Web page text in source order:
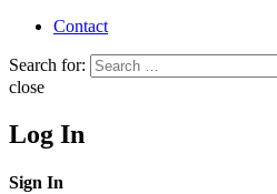
Contact
Search for:
close
Log In
Sign In